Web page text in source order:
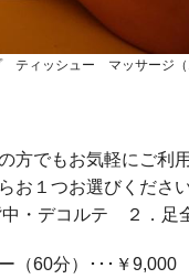
ィッシュー マッサージ（
方でもお気軽にご利
お１つお選びください
中・デコルテ ２．足
（60分）･･･￥9,000